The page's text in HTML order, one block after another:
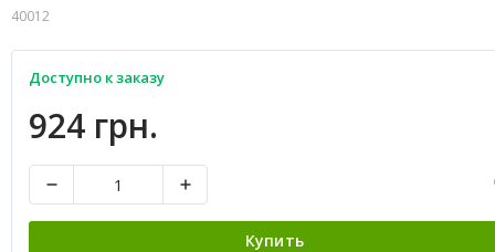
40012
Доступно к заказу
924 грн.
Купить